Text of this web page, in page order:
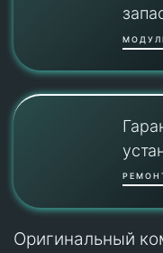
Оригинальный